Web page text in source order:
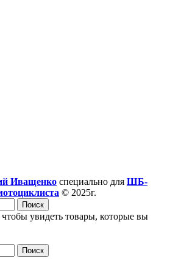
Иващенко специально для ШБ-
© 2025г.
Поиск
чтобы увидеть товары, которые вы
Поиск